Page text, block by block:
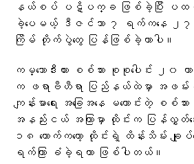
နယ်စပ် ပဋိပက္ခ ဖြစ်ခဲ့ပြီး ပ
ခဲ့ပေမယ့် ဒီဇင်ဘာ ၇ ရက်ကနေ ၂၇
ကြိမ် တိုက်ပွဲတွေ ပြန်ဖြစ်ခဲ့တာပါ။
ကမ္ဘောဒီးယား စစ်သား စုစုပေါင်း
က ဖရာဗီဟီရာ ပြည်နယ်ထဲမှာ အဖမ်
ကျန်းမာရေး အခြေအနေ မကောင်းတဲ့ စစ်
အနည်းငယ် အကြာမှာ ထိုင်းက ပြန်လွှ
၁၈ ယောက်ကတော့ ထိုင်းရဲ့ ထိန်းသိမ်း ခ
ရက်ကြာ ခံခဲ့ရတာ ဖြစ်ပါတယ်။